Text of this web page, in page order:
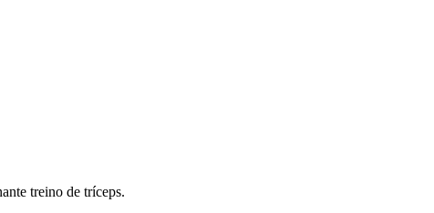
treino de tríceps.